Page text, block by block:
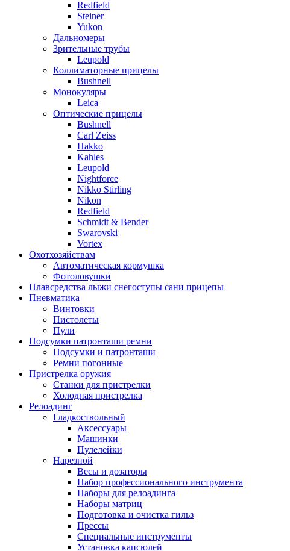
Redfield
Steiner
Yukon
Дальномеры
Зрительные трубы
Leupold
Коллиматорные прицелы
Bushnell
Монокуляры
Leica
Оптические прицелы
Bushnell
Carl Zeiss
Hakko
Kahles
Leupold
Nightforce
Nikko Stirling
Nikon
Redfield
Schmidt & Bender
Swarovski
Vortex
Охотхозяйствам
Автоматическая кормушка
Фотоловушки
Плавсредства лыжи снегоступы сани прицепы
Пневматика
Винтовки
Пистолеты
Пули
Подсумки патронташи ремни
Подсумки и патронташи
Ремни погонные
Пристрелка оружия
Станки для пристрелки
Холодная пристрелка
Релоадинг
Гладкоствольный
Аксессуары
Машинки
Пулелейки
Нарезной
Весы и дозаторы
Набор профессионального инструмента
Наборы для релоадинга
Наборы матриц
Подготовка и очистка гильз
Прессы
Специальные инструменты
Установка капсюлей